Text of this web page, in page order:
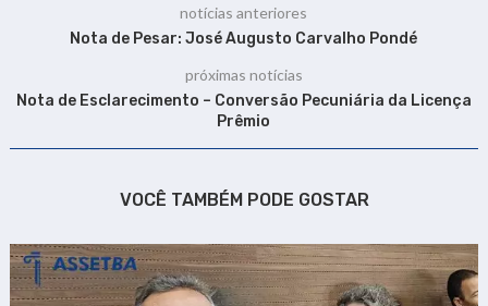
notícias anteriores
Nota de Pesar: José Augusto Carvalho Pondé
próximas notícias
Nota de Esclarecimento – Conversão Pecuniária da Licença
Prêmio
VOCÊ TAMBÉM PODE GOSTAR